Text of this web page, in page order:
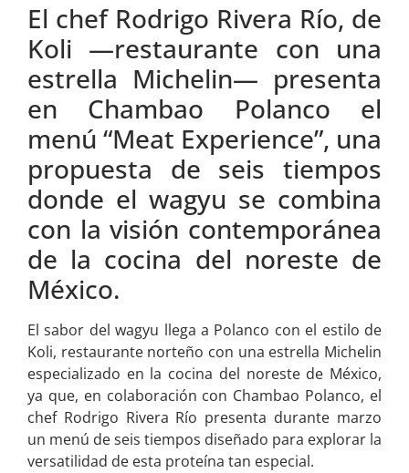
El chef Rodrigo Rivera Río, de
Koli —restaurante con una
estrella Michelin— presenta
en Chambao Polanco el
menú “Meat Experience”, una
propuesta de seis tiempos
donde el wagyu se combina
con la visión contemporánea
de la cocina del noreste de
México.
El sabor del wagyu llega a Polanco con el estilo de
Koli, restaurante norteño con una estrella Michelin
especializado en la cocina del noreste de México,
ya que, en colaboración con Chambao Polanco, el
chef Rodrigo Rivera Río presenta durante marzo
un menú de seis tiempos diseñado para explorar la
versatilidad de esta proteína tan especial.